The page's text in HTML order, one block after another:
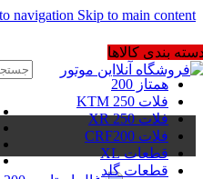
navigation Skip to main content
بندی کالاها
همتاز 200
فلات 250 KTM
فلات 250 XR
فلات CRF200
قطعات XL
قطعات گلد